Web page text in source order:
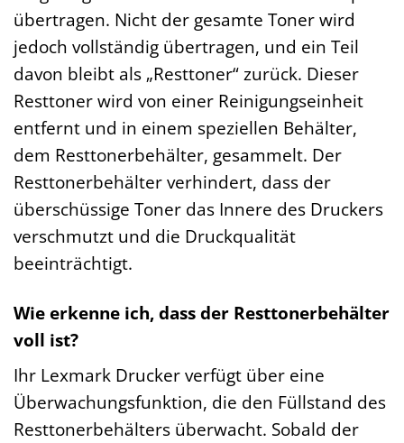
übertragen. Nicht der gesamte Toner wird
jedoch vollständig übertragen, und ein Teil
davon bleibt als „Resttoner“ zurück. Dieser
Resttoner wird von einer Reinigungseinheit
entfernt und in einem speziellen Behälter,
dem Resttonerbehälter, gesammelt. Der
Resttonerbehälter verhindert, dass der
überschüssige Toner das Innere des Druckers
verschmutzt und die Druckqualität
beeinträchtigt.
Wie erkenne ich, dass der Resttonerbehälter
voll ist?
Ihr Lexmark Drucker verfügt über eine
Überwachungsfunktion, die den Füllstand des
Resttonerbehälters überwacht. Sobald der